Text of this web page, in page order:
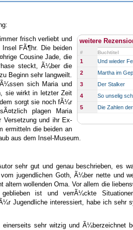
weitere
# Buchtitel
1
Und wieder
2
Martha im
3
Der Stalker
4
So unselig
5
Die Zahlen
frisch verliebt und
FÃ¶hr. Die beiden
Cousine Jade, die
steckt, Ã¼ber die
Beginn sehr langweilt.
sich Maria und
sie wirkt in letzter Zeit
sorgt sie noch fÃ¼r
plagen Maria
Versetzung und ihr Ex-
ermitteln die beiden an
aus dem Insel-Museum.
sehr gut und genau beschrieben, es
jugendlichen Goth, Ã¼ber nette und
altern wollenden Oma. Vor allem die
ist und verrÃ¼ckte
Jugendliche interessiert, habe ich sehr
sehr witzig und Ã¼berzeichnet